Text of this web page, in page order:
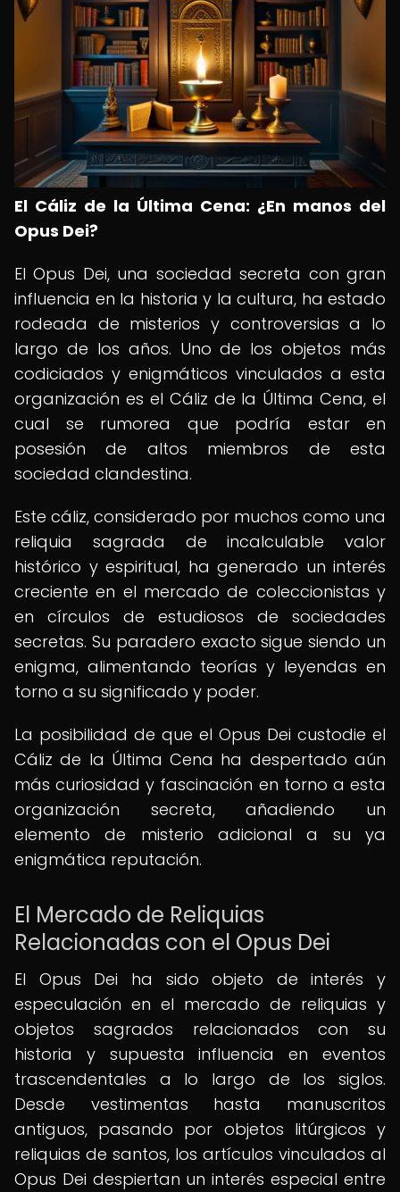
El Cáliz de la Última Cena: ¿En manos del
Opus Dei?
El Opus Dei, una sociedad secreta con gran
influencia en la historia y la cultura, ha estado
rodeada de misterios y controversias a lo
largo de los años. Uno de los objetos más
codiciados y enigmáticos vinculados a esta
organización es el Cáliz de la Última Cena, el
cual se rumorea que podría estar en
posesión de altos miembros de esta
sociedad clandestina.
Este cáliz, considerado por muchos como una
reliquia sagrada de incalculable valor
histórico y espiritual, ha generado un interés
creciente en el mercado de coleccionistas y
en círculos de estudiosos de sociedades
secretas. Su paradero exacto sigue siendo un
enigma, alimentando teorías y leyendas en
torno a su significado y poder.
La posibilidad de que el Opus Dei custodie el
Cáliz de la Última Cena ha despertado aún
más curiosidad y fascinación en torno a esta
organización secreta, añadiendo un
elemento de misterio adicional a su ya
enigmática reputación.
El Mercado de Reliquias
Relacionadas con el Opus Dei
El Opus Dei ha sido objeto de interés y
especulación en el mercado de reliquias y
objetos sagrados relacionados con su
historia y supuesta influencia en eventos
trascendentales a lo largo de los siglos.
Desde vestimentas hasta manuscritos
antiguos, pasando por objetos litúrgicos y
reliquias de santos, los artículos vinculados al
Opus Dei despiertan un interés especial entre